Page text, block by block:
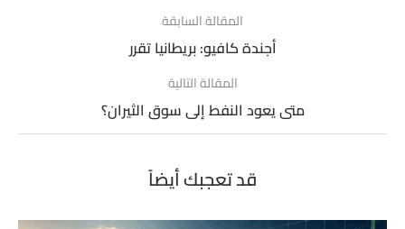
المقالة السابقة
أجندة كافيو: بريطانيا تقرر
المقالة التالية
متى يعود النفط إلى سوق الثيران؟
قد تعجبك أيضاً